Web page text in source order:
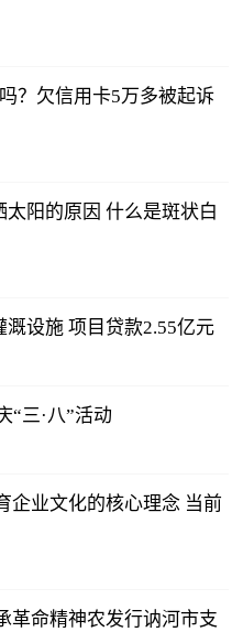
？欠信用卡5万多被起诉
阳的原因 什么是斑状白
设施 项目贷款2.55亿元
“三·八”活动
企业文化的核心理念 当前
革命精神农发行讷河市支